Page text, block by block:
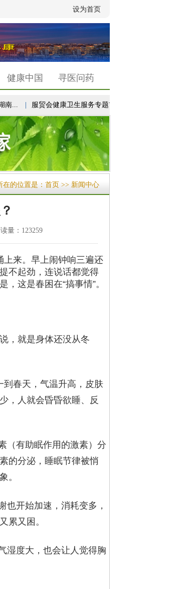
设为首页
健康中国 寻医问药
| 服贸会健康卫生服务专题首次设立“未来医疗...
在的位置是： 首页 >> 新闻中心
量：123259
上来。早上闹钟响三遍还
不起劲，连说话都觉得
这是春困在“搞事情”。
，就是身体还没从冬
到春天，气温升高，皮肤
，人就会昏昏欲睡、反
（有助眠作用的激素）分
的分泌，睡眠节律被悄
。
也开始加速，消耗变多，
累又困。
湿度大，也会让人觉得胸